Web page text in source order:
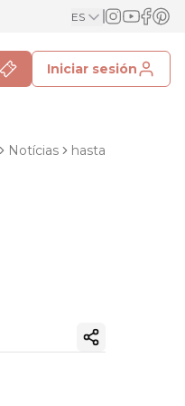
ES
Iniciar sesión
Notícias hasta
Copiar enlace